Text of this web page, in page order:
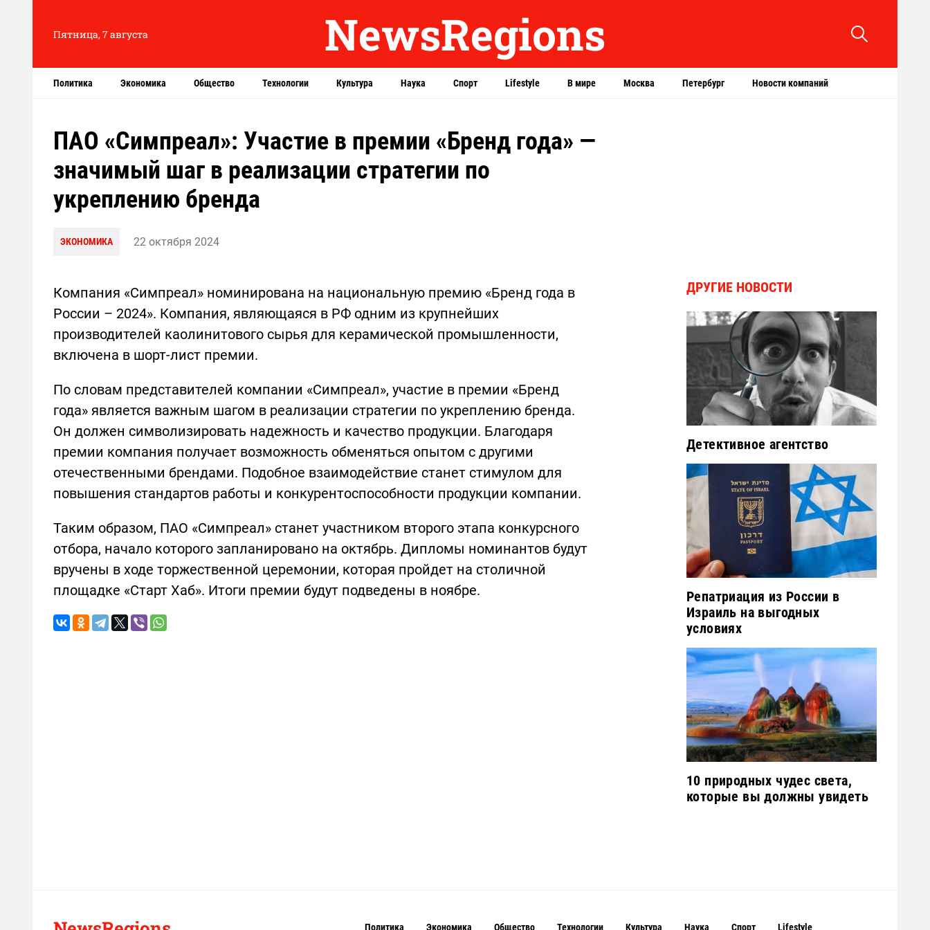
Пятница, 7 августа NewsRegions
Политика Экономика Общество Технологии Культура Наука Спорт Lifestyle В мире Москва Петербург Новости компаний
ПАО «Симпреал»: Участие в премии «Бренд года» —
значимый шаг в реализации стратегии по
укреплению бренда
ЭКОНОМИКА 22 октября 2024
Компания «Симпреал» номинирована на национальную премию «Бренд года в
России – 2024». Компания, являющаяся в РФ одним из крупнейших
производителей каолинитового сырья для керамической промышленности,
включена в шорт-лист премии.
По словам представителей компании «Симпреал», участие в премии «Бренд
года» является важным шагом в реализации стратегии по укреплению бренда.
Он должен символизировать надежность и качество продукции. Благодаря
премии компания получает возможность обменяться опытом с другими
отечественными брендами. Подобное взаимодействие станет стимулом для
повышения стандартов работы и конкурентоспособности продукции компании.
Таким образом, ПАО «Симпреал» станет участником второго этапа конкурсного
отбора, начало которого запланировано на октябрь. Дипломы номинантов будут
вручены в ходе торжественной церемонии, которая пройдет на столичной
площадке «Старт Хаб». Итоги премии будут подведены в ноябре.
ДРУГИЕ НОВОСТИ
Детективное агентство
Репатриация из России в
Израиль на выгодных
условиях
10 природных чудес света,
которые вы должны увидеть
Политика Экономика Общество Технологии Культура Наука Спорт Lifestyle